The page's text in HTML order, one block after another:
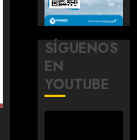
SÍGUENOS
EN
YOUTUBE